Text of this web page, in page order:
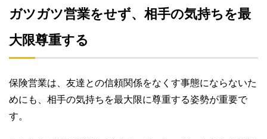
ガツガツ営業をせず、相手の気持ちを最
大限尊重する
保険営業は、友達との信頼関係をなくす事態にならないた
めにも、相手の気持ちを最大限に尊重する姿勢が重要で
す。